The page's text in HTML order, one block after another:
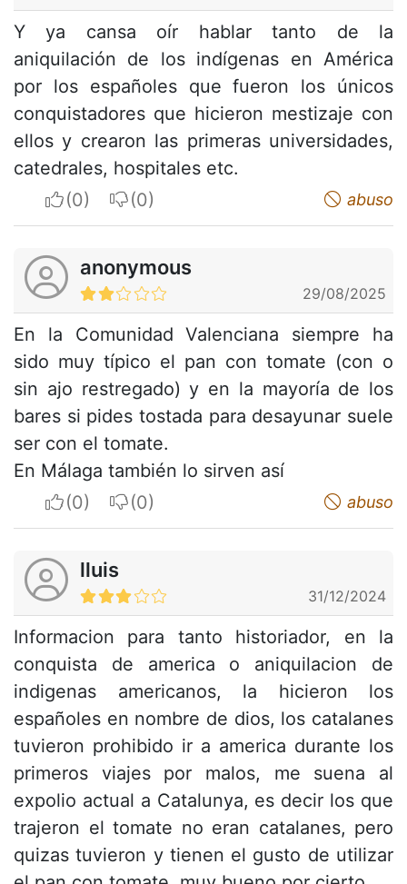
Y ya cansa oír hablar tanto de la
aniquilación de los indígenas en América
por los españoles que fueron los únicos
conquistadores que hicieron mestizaje con
ellos y crearon las primeras universidades,
catedrales, hospitales etc.
I apreciateI do not appreciate abuso
anonymous
29/08/2025
En la Comunidad Valenciana siempre ha
sido muy típico el pan con tomate (con o
sin ajo restregado) y en la mayoría de los
bares si pides tostada para desayunar suele
ser con el tomate.
En Málaga también lo sirven así
I apreciateI do not appreciate abuso
lluis
31/12/2024
Informacion para tanto historiador, en la
conquista de america o aniquilacion de
indigenas americanos, la hicieron los
españoles en nombre de dios, los catalanes
tuvieron prohibido ir a america durante los
primeros viajes por malos, me suena al
expolio actual a Catalunya, es decir los que
trajeron el tomate no eran catalanes, pero
quizas tuvieron y tienen el gusto de utilizar